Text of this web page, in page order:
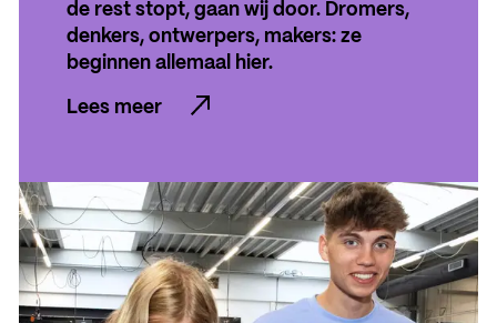
Nieuws
Agenda
de rest stopt, gaan wij door. Dromers,
denkers, ontwerpers, makers: ze
beginnen allemaal hier.
Lees meer